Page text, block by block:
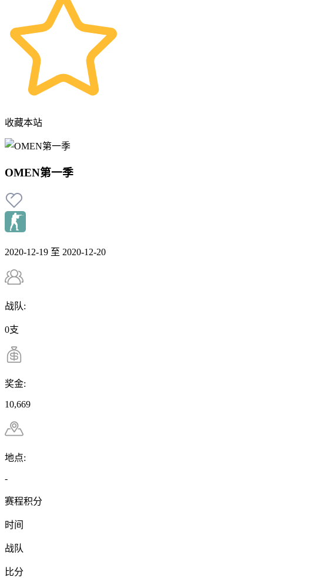
收藏本站
OMEN第一季
2020-12-19 至 2020-12-20
战队:
0支
奖金:
10,669
地点:
-
赛程积分
时间
战队
比分